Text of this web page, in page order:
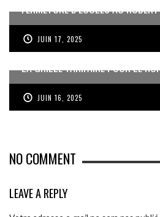
FERMETURE D’ÉCOLES AU ROBERT
JUIN 17, 2025
LA GRILLE TARIFAIRE POUR LE
JUIN 16, 2025
NO COMMENT
LEAVE A REPLY